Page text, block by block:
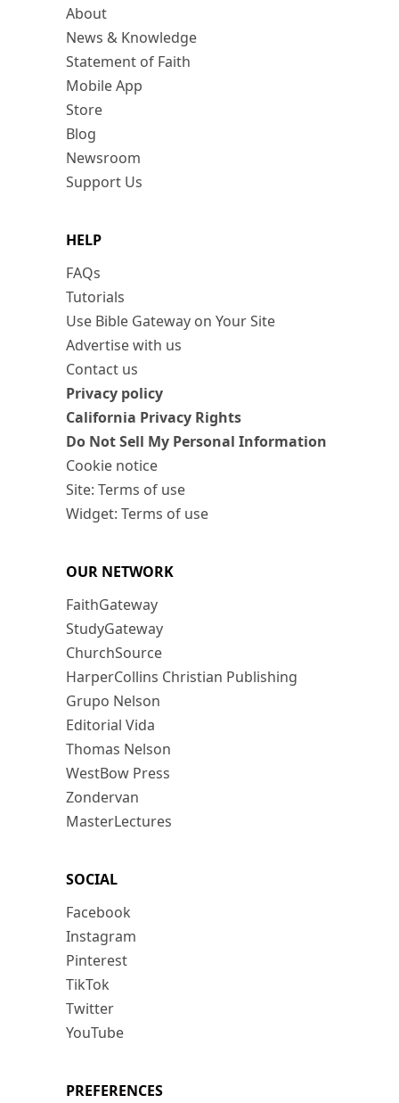
About
News & Knowledge
Statement of Faith
Mobile App
Store
Blog
Newsroom
Support Us
HELP
FAQs
Tutorials
Use Bible Gateway on Your Site
Advertise with us
Contact us
Privacy policy
California Privacy Rights
Do Not Sell My Personal Information
Cookie notice
Site: Terms of use
Widget: Terms of use
OUR NETWORK
FaithGateway
StudyGateway
ChurchSource
HarperCollins Christian Publishing
Grupo Nelson
Editorial Vida
Thomas Nelson
WestBow Press
Zondervan
MasterLectures
SOCIAL
Facebook
Instagram
Pinterest
TikTok
Twitter
YouTube
PREFERENCES